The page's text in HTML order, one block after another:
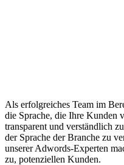
Als erfolgreiches Team im
die Sprache, die Ihre Kunden
transparent und verständlich
der Sprache der Branche zu
unserer Adwords-Experten
zu, potenziellen Kunden.